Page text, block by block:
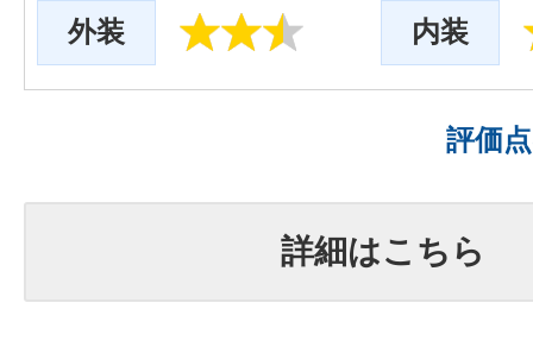
外装 内装
評価
詳細はこちら